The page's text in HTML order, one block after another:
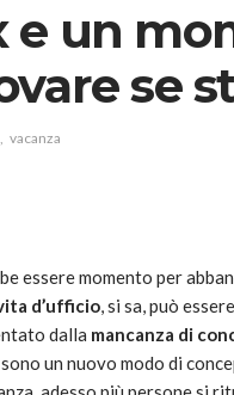
e un
se
vacanza
essere momento per
d’ufficio, si sa, può
dalla mancanza di
un nuovo modo di